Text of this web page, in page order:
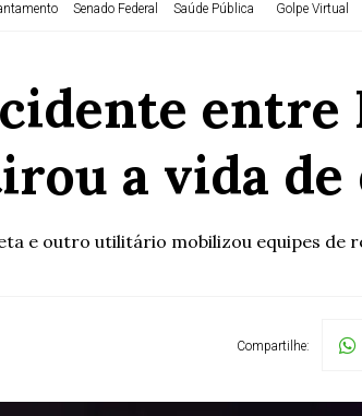
Senado Federal Saúde Pública Golpe Virtual
entre
a vida de
e outro utilitário mobilizou equipes de
Compartilhe: